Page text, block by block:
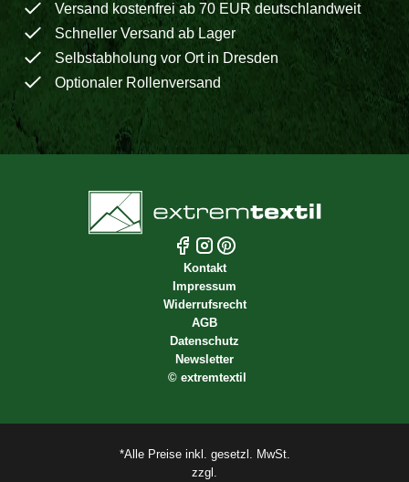
Versand kostenfrei ab 70 EUR deutschlandweit
Schneller Versand ab Lager
Selbstabholung vor Ort in Dresden
Optionaler Rollenversand
Kontakt
Impressum
Widerrufsrecht
AGB
Datenschutz
Newsletter
© extremtextil
*Alle Preise inkl. gesetzl. MwSt.
zzgl.